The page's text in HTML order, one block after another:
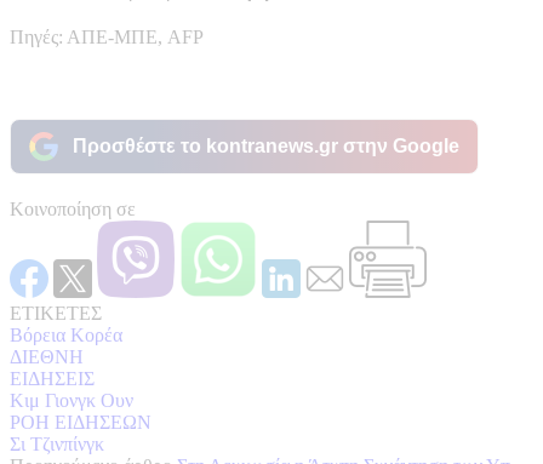
Πηγές: ΑΠΕ-ΜΠΕ, AFP
Προσθέστε το kontranews.gr στην Google
Κοινοποίηση σε
ΕΤΙΚΕΤΕΣ
Βόρεια Κορέα
ΔΙΕΘΝΗ
ΕΙΔΗΣΕΙΣ
Κιμ Γιονγκ Ουν
ΡΟΗ ΕΙΔΗΣΕΩΝ
Σι Τζινπίνγκ